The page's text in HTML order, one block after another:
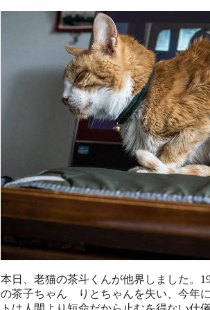
本日、老猫の茶斗くんが他界しました。
の茶子ちゃん りとちゃんを失い、今年